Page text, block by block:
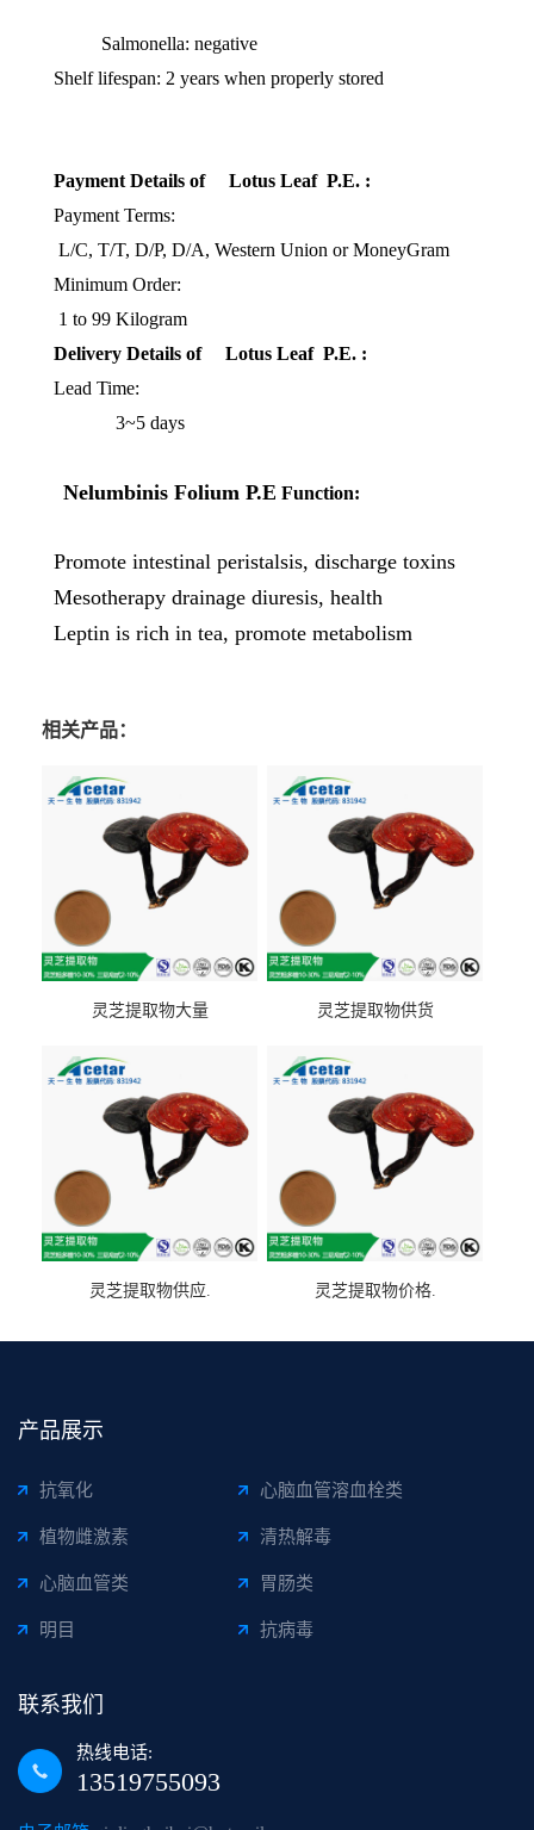
Salmonella: negative
Shelf lifespan: 2 years when properly stored
Payment Details of Lotus Leaf P.E. :
Payment Terms:
L/C, T/T, D/P, D/A, Western Union or MoneyGram
Minimum Order:
1 to 99 Kilogram
Delivery Details of Lotus Leaf P.E. :
Lead Time:
3~5 days
Nelumbinis Folium P.E Function:
Promote intestinal peristalsis, discharge toxins
Mesotherapy drainage diuresis, health
Leptin is rich in tea, promote metabolism
相关产品：
灵芝提取物大量 灵芝提取物供货
灵芝提取物供应. 灵芝提取物价格.
产品展示
抗氧化 心脑血管溶血栓类
植物雌激素 清热解毒
心脑血管类 胃肠类
明目 抗病毒
联系我们
热线电话:
13519755093